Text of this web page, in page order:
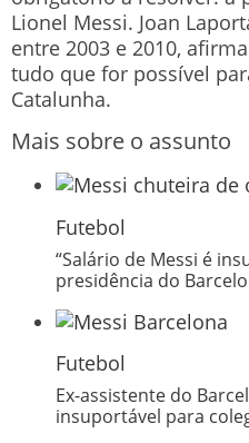
Lionel Messi. Joan
entre 2003 e 2010,
tudo que for possível
Catalunha.
Mais sobre o assunto
Futebol
“Salário de Messi é
presidência do
Futebol
Ex-assistente do
insuportável para